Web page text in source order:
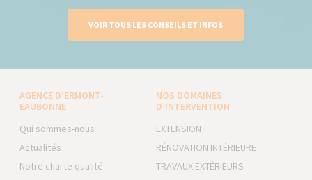
VOIR TOUS LES CONSEILS ET INFOS
AGENCE D'ERMONT-
EAUBONNE
Qui sommes-nous
Actualités
Notre charte qualité
NOS DOMAINES
D’INTERVENTION
EXTENSION
RÉNOVATION INTÉRIEURE
TRAVAUX EXTÉRIEURS